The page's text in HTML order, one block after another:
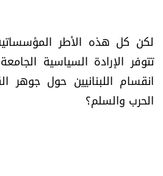
حظّك اليوم
للتاريخ
لكن كل هذه الأطر
تتوفر الإرادة السياسية
انقسام اللبنانيين حول جوهر
الحرب والسلم؟